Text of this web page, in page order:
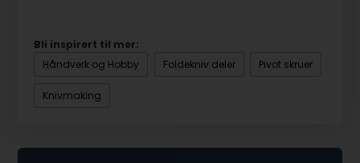
Bli inspirert til mer:
Håndverk og Hobby
Foldekniv deler Pivot skruer
Knivmaking